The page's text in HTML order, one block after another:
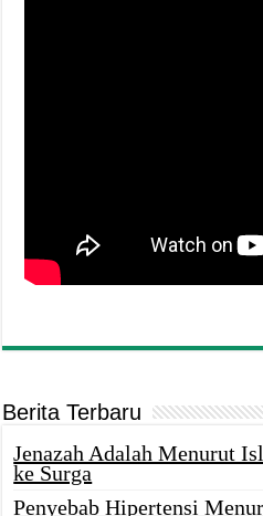
Berita Terbaru
Jenazah Adalah Menurut
ke Surga
Penyebab Hipertensi